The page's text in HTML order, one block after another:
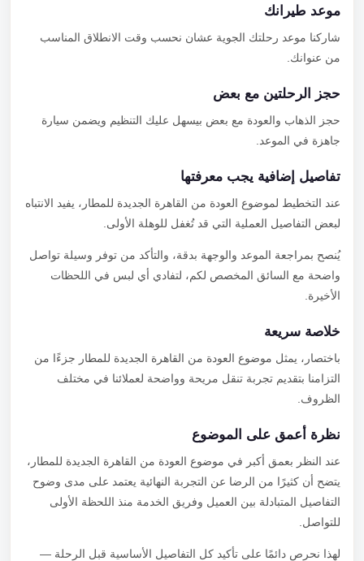
موعد طيرانك
شاركنا موعد رحلتك الجوية عشان نحسب وقت الانطلاق المناسب
من عنوانك.
حجز الرحلتين مع بعض
حجز الذهاب والعودة مع بعض بيسهل عليك التنظيم ويضمن سيارة
جاهزة في الموعد.
تفاصيل إضافية يجب معرفتها
عند التخطيط لموضوع العودة من القاهرة الجديدة للمطار، يفيد الانتباه
لبعض التفاصيل العملية التي قد تُغفل للوهلة الأولى.
يُنصح بمراجعة الموعد والوجهة بدقة، والتأكد من توفر وسيلة تواصل
واضحة مع السائق المخصص لكم، لتفادي أي لبس في اللحظات
الأخيرة.
خلاصة سريعة
باختصار، يمثل موضوع العودة من القاهرة الجديدة للمطار جزءًا من
التزامنا بتقديم تجربة تنقل مريحة وواضحة لعملائنا في مختلف
الظروف.
نظرة أعمق على الموضوع
عند النظر بعمق أكبر في موضوع العودة من القاهرة الجديدة للمطار،
يتضح أن كثيرًا من الرضا عن التجربة النهائية يعتمد على مدى وضوح
التفاصيل المتبادلة بين العميل وفريق الخدمة منذ اللحظة الأولى
للتواصل.
لهذا نحرص دائمًا على تأكيد كل التفاصيل الأساسية قبل الرحلة —